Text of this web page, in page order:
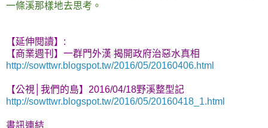
一條溪那樣地去思考。
【延伸閱讀】:
【商業週刊】一群門外漢 揭開政府治惡水真相
http://sowttwr.blogspot.tw/2016/05/20160406.html
【公視│我們的島】2016/04/18野溪整型記
http://sowttwr.blogspot.tw/2016/05/20160418_1.html
書訊連結